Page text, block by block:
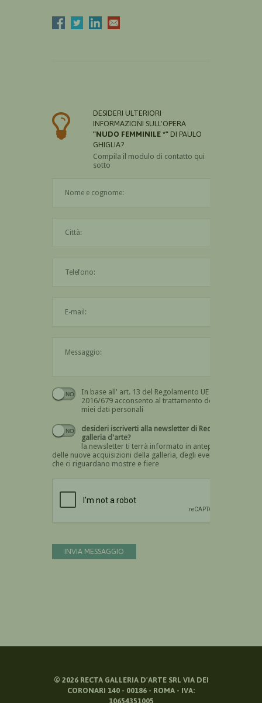
DESIDERI ULTERIORI
INFORMAZIONI SULL'OPERA
"NUDO FEMMINILE *" DI PAULO
GHIGLIA?
Compila il modulo di contatto qui
sotto
In base all' art. 13 del Regolamento UE n.
2016/679 acconsento al trattamento dei
miei dati personali
Devi dare il consenso
desideri iscriverti alla newsletter di Recta
galleria d'arte?
la newsletter ti terrà informato in anteprima
delle nuove acquisizioni della galleria, degli eventi
che ci riguardano mostre e fiere
INVIA MESSAGGIO
© 2026RECTA GALLERIA D'ARTE SRL VIA DEI
CORONARI 140 - 00186 - ROMA - IVA:
10654351005